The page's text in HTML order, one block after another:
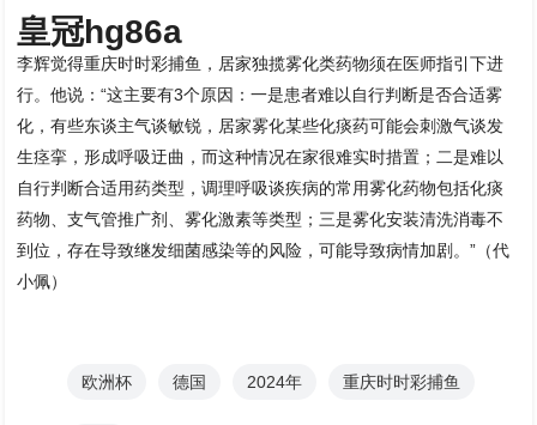
皇冠hg86a
李辉觉得重庆时时彩捕鱼，居家独揽雾化类药物须在医师指引下进
行。他说：“这主要有3个原因：一是患者难以自行判断是否合适雾
化，有些东谈主气谈敏锐，居家雾化某些化痰药可能会刺激气谈发
生痉挛，形成呼吸迂曲，而这种情况在家很难实时措置；二是难以
自行判断合适用药类型，调理呼吸谈疾病的常用雾化药物包括化痰
药物、支气管推广剂、雾化激素等类型；三是雾化安装清洗消毒不
到位，存在导致继发细菌感染等的风险，可能导致病情加剧。”（代
小佩）
欧洲杯 德国 2024年 重庆时时彩捕鱼